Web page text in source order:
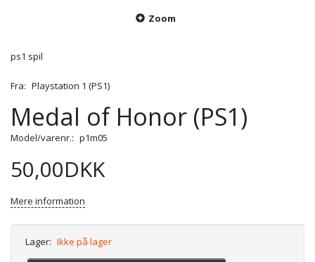
Zoom
ps1 spil
Fra: Playstation 1 (PS1)
Medal of Honor (PS1)
Model/varenr.: p1m05
50,00DKK
Mere information
Lager: Ikke på lager